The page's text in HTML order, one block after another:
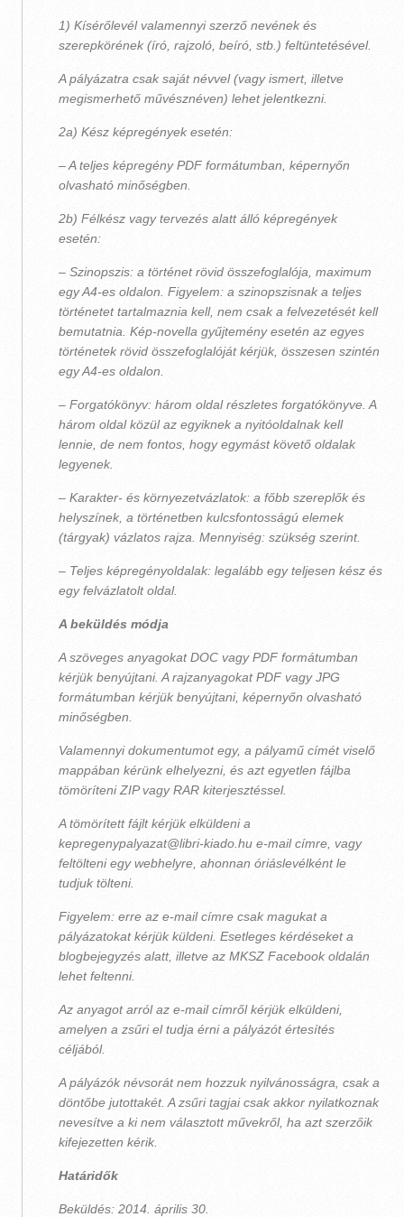
1) Kísérőlevél valamennyi szerző nevének és
szerepkörének (író, rajzoló, beíró, stb.) feltüntetésével.
A pályázatra csak saját névvel (vagy ismert, illetve
megismerhető művésznéven) lehet jelentkezni.
2a) Kész képregények esetén:
– A teljes képregény PDF formátumban, képernyőn
olvasható minőségben.
2b) Félkész vagy tervezés alatt álló képregények
esetén:
– Szinopszis: a történet rövid összefoglalója, maximum
egy A4-es oldalon. Figyelem: a szinopszisnak a teljes
történetet tartalmaznia kell, nem csak a felvezetését kell
bemutatnia. Kép-novella gyűjtemény esetén az egyes
történetek rövid összefoglalóját kérjük, összesen szintén
egy A4-es oldalon.
– Forgatókönyv: három oldal részletes forgatókönyve. A
három oldal közül az egyiknek a nyitóoldalnak kell
lennie, de nem fontos, hogy egymást követő oldalak
legyenek.
– Karakter- és környezetvázlatok: a főbb szereplők és
helyszínek, a történetben kulcsfontosságú elemek
(tárgyak) vázlatos rajza. Mennyiség: szükség szerint.
– Teljes képregényoldalak: legalább egy teljesen kész és
egy felvázlatolt oldal.
A beküldés módja
A szöveges anyagokat DOC vagy PDF formátumban
kérjük benyújtani. A rajzanyagokat PDF vagy JPG
formátumban kérjük benyújtani, képernyőn olvasható
minőségben.
Valamennyi dokumentumot egy, a pályamű címét viselő
mappában kérünk elhelyezni, és azt egyetlen fájlba
tömöríteni ZIP vagy RAR kiterjesztéssel.
A tömörített fájlt kérjük elküldeni a
kepregenypalyazat@libri-kiado.hu e-mail címre, vagy
feltölteni egy webhelyre, ahonnan óriáslevélként le
tudjuk tölteni.
Figyelem: erre az e-mail címre csak magukat a
pályázatokat kérjük küldeni. Esetleges kérdéseket a
blogbejegyzés alatt, illetve az MKSZ Facebook oldalán
lehet feltenni.
Az anyagot arról az e-mail címről kérjük elküldeni,
amelyen a zsűri el tudja érni a pályázót értesítés
céljából.
A pályázók névsorát nem hozzuk nyilvánosságra, csak a
döntőbe jutottakét. A zsűri tagjai csak akkor nyilatkoznak
nevesítve a ki nem választott művekről, ha azt szerzőik
kifejezetten kérik.
Határidők
Beküldés: 2014. április 30.